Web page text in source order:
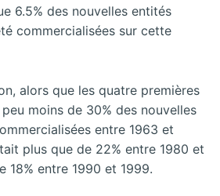
6.5% des nouvelles entités
commercialisées sur cette
alors que les quatre premières
moins de 30% des nouvelles
entre 1963 et
plus que de 22% entre 1980 et
18% entre 1990 et 1999.